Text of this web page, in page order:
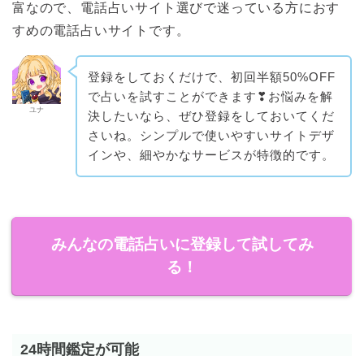
富なので、電話占いサイト選びで迷っている方におす
すめの電話占いサイトです。
ユナ
登録をしておくだけで、初回半額50%OFF
で占いを試すことができます❣お悩みを解
決したいなら、ぜひ登録をしておいてくだ
さいね。シンプルで使いやすいサイトデザ
インや、細やかなサービスが特徴的です。
みんなの電話占いに登録して試してみ
る！
24時間鑑定が可能